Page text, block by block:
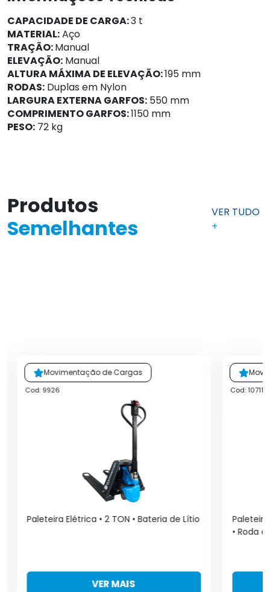
CAPACIDADE DE CARGA:3 t
MATERIAL:Aço
TRAÇÃO:Manual
ELEVAÇÃO: Manual
ALTURA MÁXIMA DE ELEVAÇÃO:195 mm
RODAS: Duplas em Nylon
LARGURA EXTERNA GARFOS: 550 mm
COMPRIMENTO GARFOS:1150 mm
PESO: 72 kg
Produtos
Semelhantes
VER TUDO
+
Movimentação de Cargas
Cod: 9926
Paleteira Elétrica • 2 TON • Bateria de Lítio
VER MAIS
Cod: 10711
• Roda